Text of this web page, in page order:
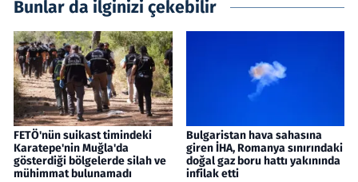
Bunlar da ilginizi çekebilir
FETÖ'nün suikast timindeki
Karatepe'nin Muğla'da
gösterdiği bölgelerde silah ve
mühimmat bulunamadı
Bulgaristan hava sahasına
giren İHA, Romanya sınırındaki
doğal gaz boru hattı yakınında
infilak etti